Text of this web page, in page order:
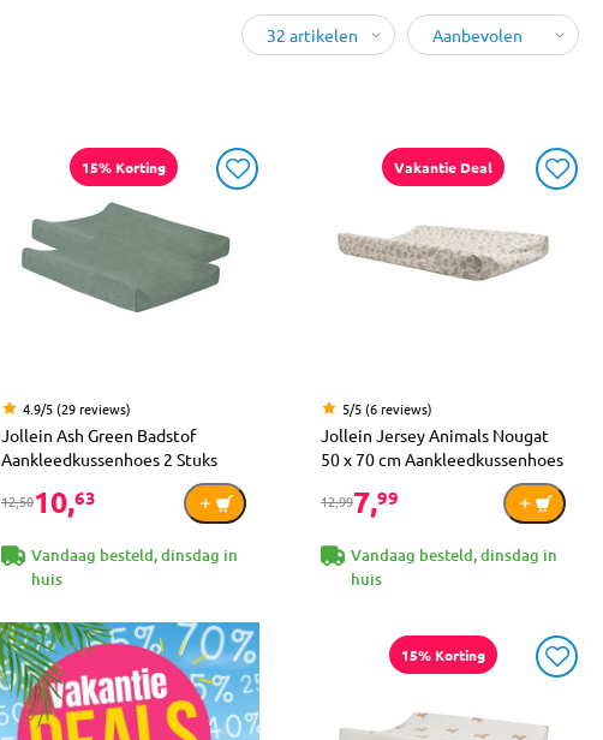
15% Korting
4.9/5 (29 reviews)
Jollein Ash Green Badstof
Aankleedkussenhoes 2 Stuks
12,5010,63
Vandaag besteld, dinsdag in
huis
Vakantie Deal
5/5 (6 reviews)
Jollein Jersey Animals Nougat
50 x 70 cm Aankleedkussenhoes
12,997,99
Vandaag besteld, dinsdag in
huis
15% Korting